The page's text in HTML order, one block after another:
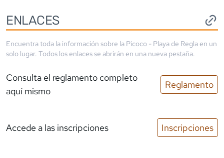
ENLACES
Encuentra toda la información sobre la Picoco - Playa de Regla en un
solo lugar. Todos los enlaces se abrirán en una nueva pestaña.
Consulta el reglamento completo
aquí mismo
Reglamento
Accede a las inscripciones Inscripciones